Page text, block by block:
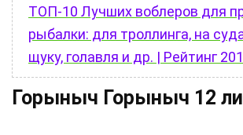
ТОП-10 Лучших воблеров для
рыбалки: для троллинга, на
щуку, голавля и др. | Рейтинг
Горыныч Горыныч 12